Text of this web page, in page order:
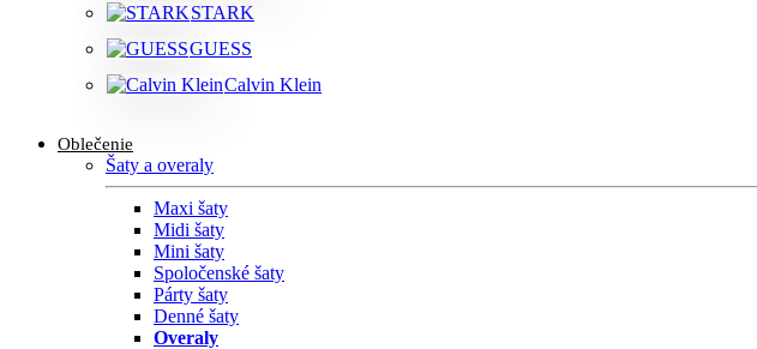
STARK
GUESS
Calvin Klein
Oblečenie
Šaty a overaly
Maxi šaty
Midi šaty
Mini šaty
Spoločenské šaty
Párty šaty
Denné šaty
Overaly